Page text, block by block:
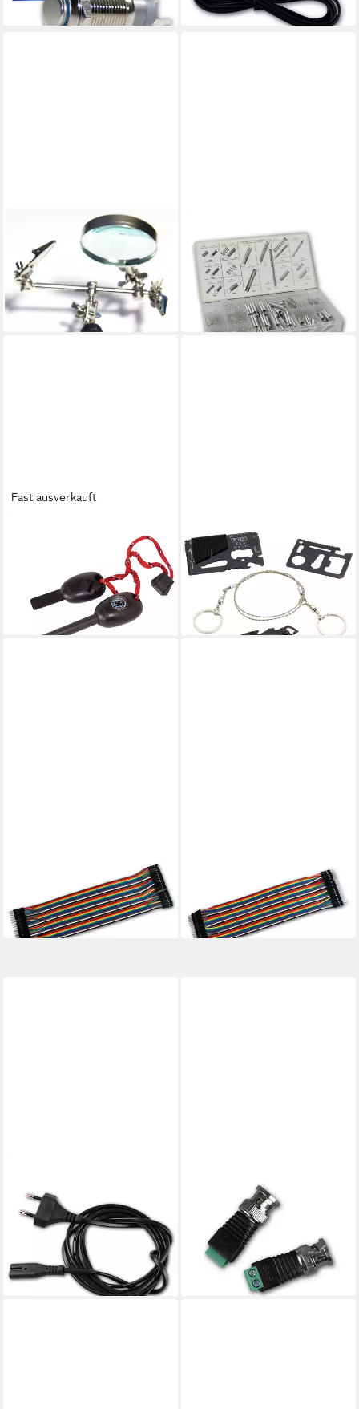
lieferbar - in 3-4 Werktagen bei dir
Standlupe Dritte Hand mit
Lupe 2-fache Vergrößerung
13,09 €
lieferbar - in 3-4 Werktagen bei dir
Druckfeder Federn-Sortiment
200-teilig, Zug- und
Druckfedern
13,49 €
lieferbar - in 3-4 Werktagen bei dir
Fast ausverkauft
Feuerzeuge Blanko 206362
lieferbar - in 2-3 Werktagen bei dir
Taschenmesser Blanko
207756 Taschensäge Anzahl
Funktionen 4 Schwarz
11,49 €
lieferbar - in 3-4 Werktagen bei dir
Laborsteckboard-Verbinder,
Stecker-Buchse
7,69 €
lieferbar - in 3-4 Werktagen bei dir
Laborsteckboard-Verbinder,
Stecker-Stecker
7,99 €
lieferbar - in 3-4 Werktagen bei dir
Netzkabel/Europastecker-
Leitung 1,5m schwarz
Stromkabel
8,09 €
lieferbar - in 3-4 Werktagen bei dir
Rundstecker 2er Set BNC-
Stecker Adapter auf
Schraubanschluss
6,89 €
(3,45 €/ 1 Stk)
lieferbar - in 3-4 Werktagen bei dir